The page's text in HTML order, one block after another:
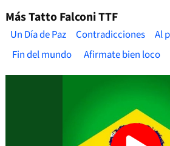
Más Tatto Falconi TTF
Un Día de Paz Contradicciones
Al
Fin del mundo
Afirmate bien loco